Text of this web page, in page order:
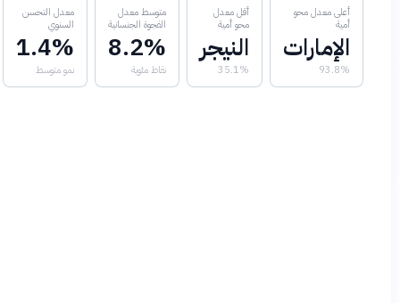
أعلى معدل محو
الإمارات
93.8%
أقل معدل
محو أمية
النيجر
35.1%
متوسط معدل
الفجوة الجنسانية
8.2%
نقاط مئوية
معدل التحسن
1.4%
نمو متوسط